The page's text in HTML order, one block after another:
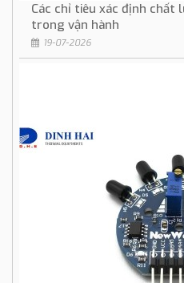
Các chỉ tiêu xác định chất
trong vận hành
19-07-2026